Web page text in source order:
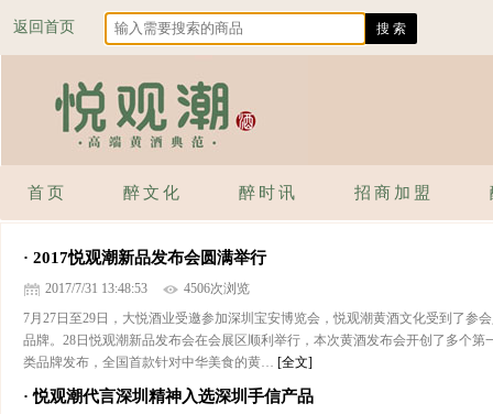
返回首页
首页 醉文化 醉时讯 招商加盟
· 2017悦观潮新品发布会圆满举行
2017/7/31 13:48:53
4506次浏览
7月27日至29日，大悦酒业受邀参加深圳宝安博览会，悦观潮黄酒文化受到了参
品牌。28日悦观潮新品发布会在会展区顺利举行，本次黄酒发布会开创了多个
类品牌发布，全国首款针对中华美食的黄… [全文]
· 悦观潮代言深圳精神入选深圳手信产品